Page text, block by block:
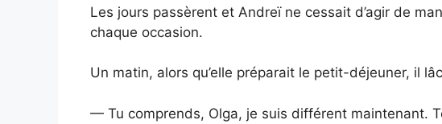
Les jours passèrent et Andreï ne cessait d’agir de
chaque occasion.
Un matin, alors qu’elle préparait le petit-déjeuner, il
— Tu comprends, Olga, je suis différent maintenant.